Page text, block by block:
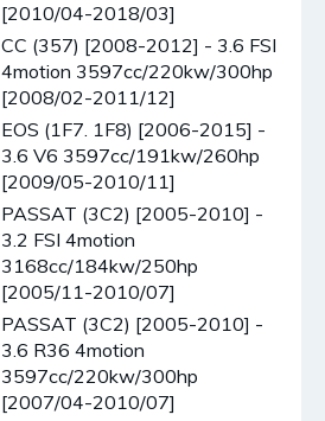
[2010/04-2018/03]
CC (357) [2008-2012] - 3.6 FSI
4motion 3597cc/220kw/300hp
[2008/02-2011/12]
EOS (1F7. 1F8) [2006-2015] -
3.6 V6 3597cc/191kw/260hp
[2009/05-2010/11]
PASSAT (3C2) [2005-2010] -
3.2 FSI 4motion
3168cc/184kw/250hp
[2005/11-2010/07]
PASSAT (3C2) [2005-2010] -
3.6 R36 4motion
3597cc/220kw/300hp
[2007/04-2010/07]